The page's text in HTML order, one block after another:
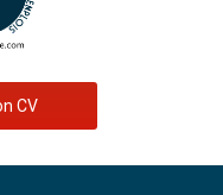
CV